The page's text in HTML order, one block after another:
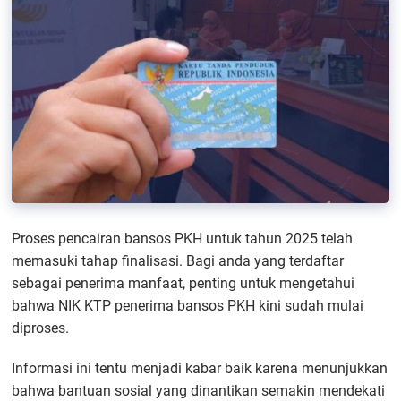
Proses pencairan bansos PKH untuk tahun 2025 telah
memasuki tahap finalisasi. Bagi anda yang terdaftar
sebagai penerima manfaat, penting untuk mengetahui
bahwa NIK KTP penerima bansos PKH kini sudah mulai
diproses.
Informasi ini tentu menjadi kabar baik karena menunjukkan
bahwa bantuan sosial yang dinantikan semakin mendekati